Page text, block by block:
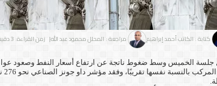
كتابة : الكاتب أحمد إبراهيم مراجعة : المحلل محمود عبد الله| زمن القراءة: 3 دقيقة